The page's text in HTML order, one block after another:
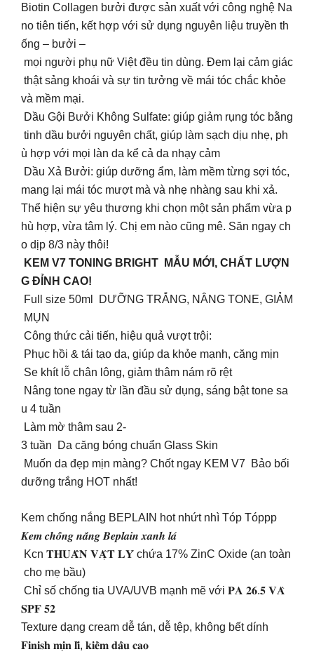
Biotin Collagen bưởi được sản xuất với công nghệ Na
no tiên tiến, kết hợp với sử dụng nguyên liệu truyền th
ống – bưởi –
mọi người phụ nữ Việt đều tin dùng. Đem lại cảm giác
thật sảng khoái và sự tin tưởng về mái tóc chắc khỏe
và mềm mại.
Dầu Gội Bưởi Không Sulfate: giúp giảm rụng tóc bằng
tinh dầu bưởi nguyên chất, giúp làm sạch dịu nhẹ, ph
ù hợp với mọi làn da kể cả da nhạy cảm
Dầu Xả Bưởi: giúp dưỡng ẩm, làm mềm từng sợi tóc,
mang lại mái tóc mượt mà và nhẹ nhàng sau khi xả.
Thể hiện sự yêu thương khi chọn một sản phẩm vừa p
hù hợp, vừa tâm lý. Chị em nào cũng mê. Săn ngay ch
o dịp 8/3 này thôi!
KEM V7 TONING BRIGHT MẪU MỚI, CHẤT LƯỢN
G ĐỈNH CAO!
Full size 50ml DƯỠNG TRẮNG, NÂNG TONE, GIẢM
MỤN
Công thức cải tiến, hiệu quả vượt trội:
Phục hồi & tái tạo da, giúp da khỏe mạnh, căng mịn
Se khít lỗ chân lông, giảm thâm nám rõ rệt
Nâng tone ngay từ lần đầu sử dụng, sáng bật tone sa
u 4 tuần
Làm mờ thâm sau 2-
3 tuần Da căng bóng chuẩn Glass Skin
Muốn da đẹp mịn màng? Chốt ngay KEM V7 Bảo bối
dưỡng trắng HOT nhất!
Kem chống nắng BEPLAIN hot nhứt nhì Tóp Tóppp
𝑲𝒆𝒎 𝒄𝒉𝒐̂́𝒏𝒈 𝒏𝒂̆́𝒏𝒈 𝑩𝒆𝒑𝒍𝒂𝒊𝒏 𝒙𝒂𝒏𝒉 𝒍𝒂́
Kcn 𝐓𝐇𝐔𝐀̂̀𝐍 𝐕𝐀̣̂𝐓 𝐋𝐘́ chứa 17% ZinC Oxide (an toàn
cho mẹ bầu)
Chỉ số chống tia UVA/UVB mạnh mẽ với 𝐏𝐀 𝟐𝟔.𝟓 𝐕𝐀̀
𝐒𝐏𝐅 𝟓𝟐
Texture dạng cream dễ tán, dễ tệp, không bết dính
𝐅𝐢𝐧𝐢𝐬𝐡 𝐦𝐢̣𝐧 𝐥𝐢̀, 𝐤𝐢𝐞̂̀𝐦 𝐝𝐚̂̀𝐮 𝐜𝐚𝐨